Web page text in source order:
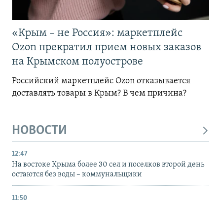
«Крым – не Россия»: маркетплейс
Ozon прекратил прием новых заказов
на Крымском полуострове
Российский маркетплейс Ozon отказывается
доставлять товары в Крым? В чем причина?
НОВОСТИ
12:47
На востоке Крыма более 30 сел и поселков второй день
остаются без воды – коммунальщики
11:50